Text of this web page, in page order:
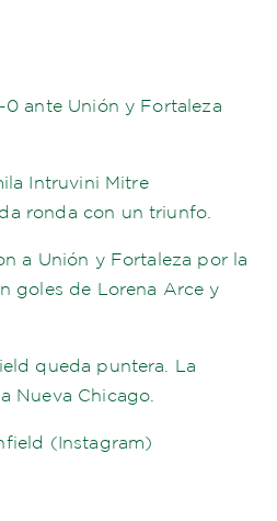
ante Unión y Fortaleza
Intruvini Mitre
ronda con un triunfo.
a Unión y Fortaleza por la
goles de Lorena Arce y
queda puntera. La
Nueva Chicago.
(Instagram)